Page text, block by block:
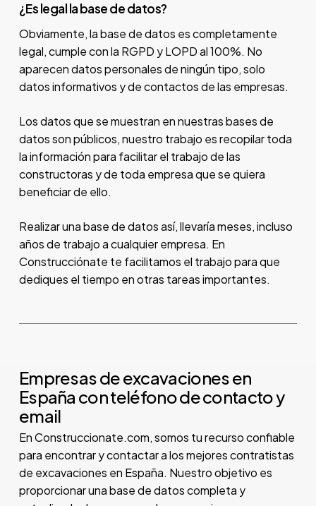
¿Es legal la base de datos?
Obviamente, la base de datos es completamente
legal, cumple con la RGPD y LOPD al 100%. No
aparecen datos personales de ningún tipo, solo
datos informativos y de contactos de las empresas.
Los datos que se muestran en nuestras bases de
datos son públicos, nuestro trabajo es recopilar toda
la información para facilitar el trabajo de las
constructoras y de toda empresa que se quiera
beneficiar de ello.
Realizar una base de datos así, llevaría meses, incluso
años de trabajo a cualquier empresa. En
Construcciónate te facilitamos el trabajo para que
dediques el tiempo en otras tareas importantes.
Empresas de excavaciones en
España con teléfono de contacto y
email
En Construccionate.com, somos tu recurso confiable
para encontrar y contactar a los mejores contratistas
de excavaciones en España. Nuestro objetivo es
proporcionar una base de datos completa y